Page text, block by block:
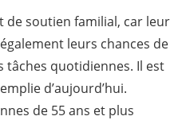
de soutien familial, car leur
leurs chances de
tâches quotidiennes. Il est
d’aujourd’hui.
de 55 ans et plus